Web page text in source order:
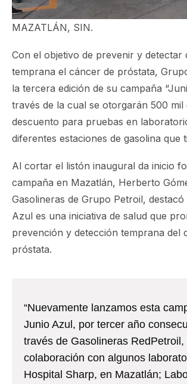
MAZATLÁN, SIN.
Con el objetivo de prevenir y detectar
temprana el cáncer de próstata,
la tercera edición de su campaña
través de la cual se otorgarán 500 mil
descuento para pruebas en
diferentes estaciones de gasolina que
Al cortar el listón inaugural da inicio
campaña en Mazatlán, Herberto
Gasolineras de Grupo Petroil,
Azul es una iniciativa de salud que
prevención y detección temprana del
próstata.
“Nuevamente lanzamos esta
Junio Azul, por tercer año
través de Gasolineras RedPetroil,
colaboración con algunos
Hospital Sharp, en Mazatlán;